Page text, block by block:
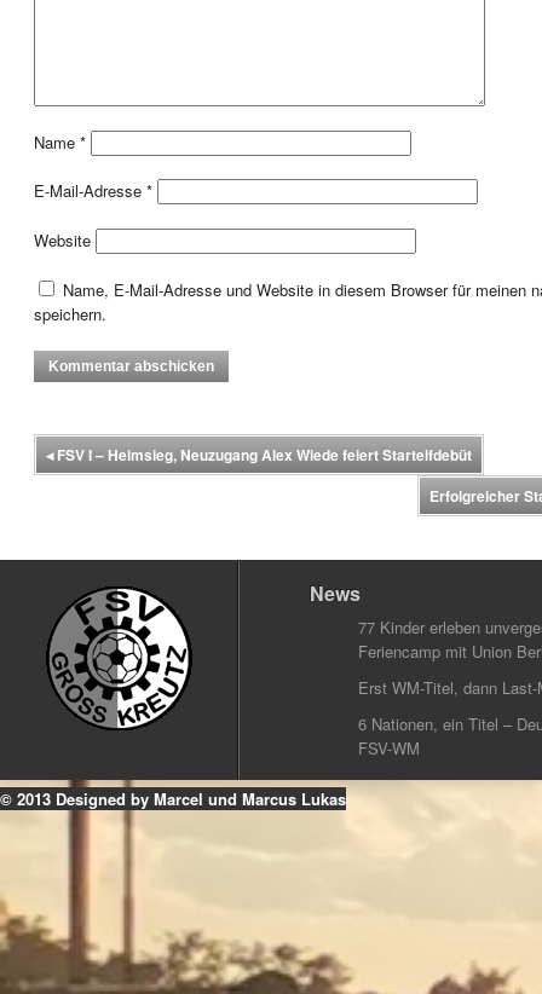
Name *
E-Mail-Adresse *
Website
Name, E-Mail-Adresse und Website in diesem Browser für meinen
speichern.
◂FSV I – Heimsieg, Neuzugang Alex Wiede feiert Startelfdebüt
Erfolgreicher
News
77 Kinder erleben
Feriencamp mit Union
Erst WM-Titel, dann
6 Nationen, ein Titel –
FSV-WM
© 2013 Designed by Marcel und Marcus Lukas